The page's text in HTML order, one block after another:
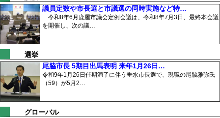
議員定数や市長選と市議選の同時実施など特…
令和8年6月鹿屋市議会定例会議は、令和8年7月3日、最終本会議
を開催し、次の議…
選挙
尾脇市長 5期目出馬表明 来年1月26日…
令和9年1月26日任期満了に伴う垂水市長選で、現職の尾脇雅弥氏
（59）が5月2…
グローバル